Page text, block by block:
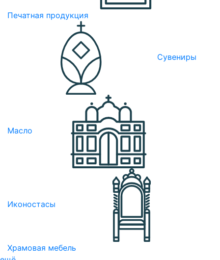
Печатная продукция
Сувениры
Масло
Иконостасы
Храмовая мебель